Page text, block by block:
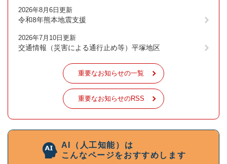
2026年8月6日更新
令和8年熊本地震支援
2026年7月10日更新
交通情報（災害による通行止め等）平塚地区
重要なお知らせの一覧
重要なお知らせのRSS
AI（人工知能）は
こんなページをおすすめします